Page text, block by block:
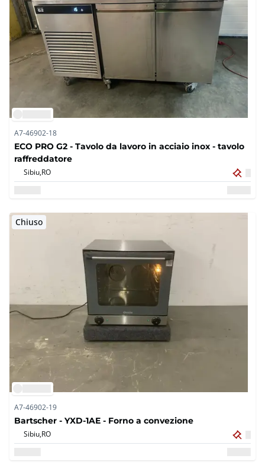
A7-46902-18
ECO PRO G2 - Tavolo da lavoro in acciaio inox - tavolo
raffreddatore
Sibiu,RO
Chiuso
A7-46902-19
Bartscher - YXD-1AE - Forno a convezione
Sibiu,RO